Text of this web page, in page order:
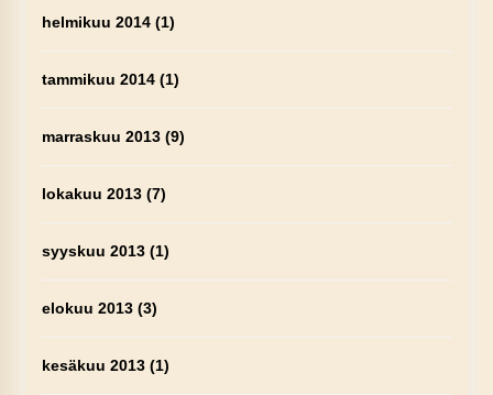
helmikuu 2014(1)
tammikuu 2014(1)
marraskuu 2013(9)
lokakuu 2013(7)
syyskuu 2013(1)
elokuu 2013(3)
kesäkuu 2013(1)